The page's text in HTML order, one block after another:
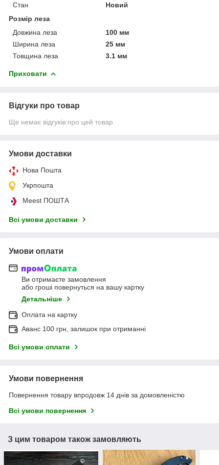
Стан
Новий
Розмір леза
Довжина леза
100 мм
Ширина леза
25 мм
Товщина леза
3.1 мм
Приховати
Відгуки про товар
Ще немає відгуків про цей товар
Умови доставки
Нова Пошта
Укрпошта
Meest ПОШТА
Всі умови доставки
Умови оплати
Ви отримаєте замовлення
або гроші повернуться на вашу картку
Детальніше
Оплата на картку
Аванс 100 грн, залишок при отриманні
Всі умови оплати
Умови повернення
Повернення товару впродовж 14 днів за домовленістю
Всі умови повернення
З цим товаром також замовляють